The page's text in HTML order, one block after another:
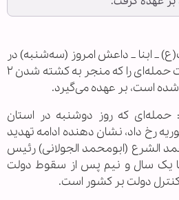
_ ابنا _ داعش امروز (سه‌شنبه) در
بیانیه‌ای اعلام کرد مسئولیت حمله‌ای را که منجر به کشته شدن ۲
است، بر عهده می‌گیرد.
حمله‌ای که روز دوشنبه در استان
رخ داد، نشان دهنده ادامه تهدید
الشرع (ابومحمد الجولانی) رئیس
یک سال و نیم پس از سقوط دولت
دولت بر کشور است.